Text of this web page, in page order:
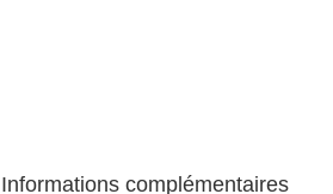
Informations complémentaires